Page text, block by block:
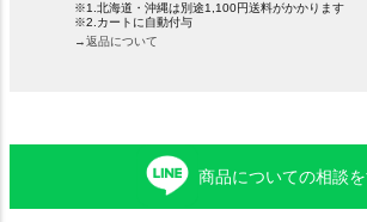
※1.北海道・沖縄は別途1,100円送料がかかります
※2.カートに自動付与
→返品について
商品についての相談